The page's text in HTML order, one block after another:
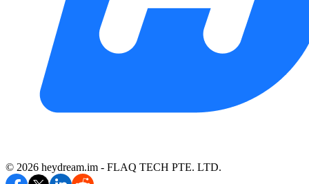
©️ 2026 heydream.im - FLAQ TECH PTE. LTD.